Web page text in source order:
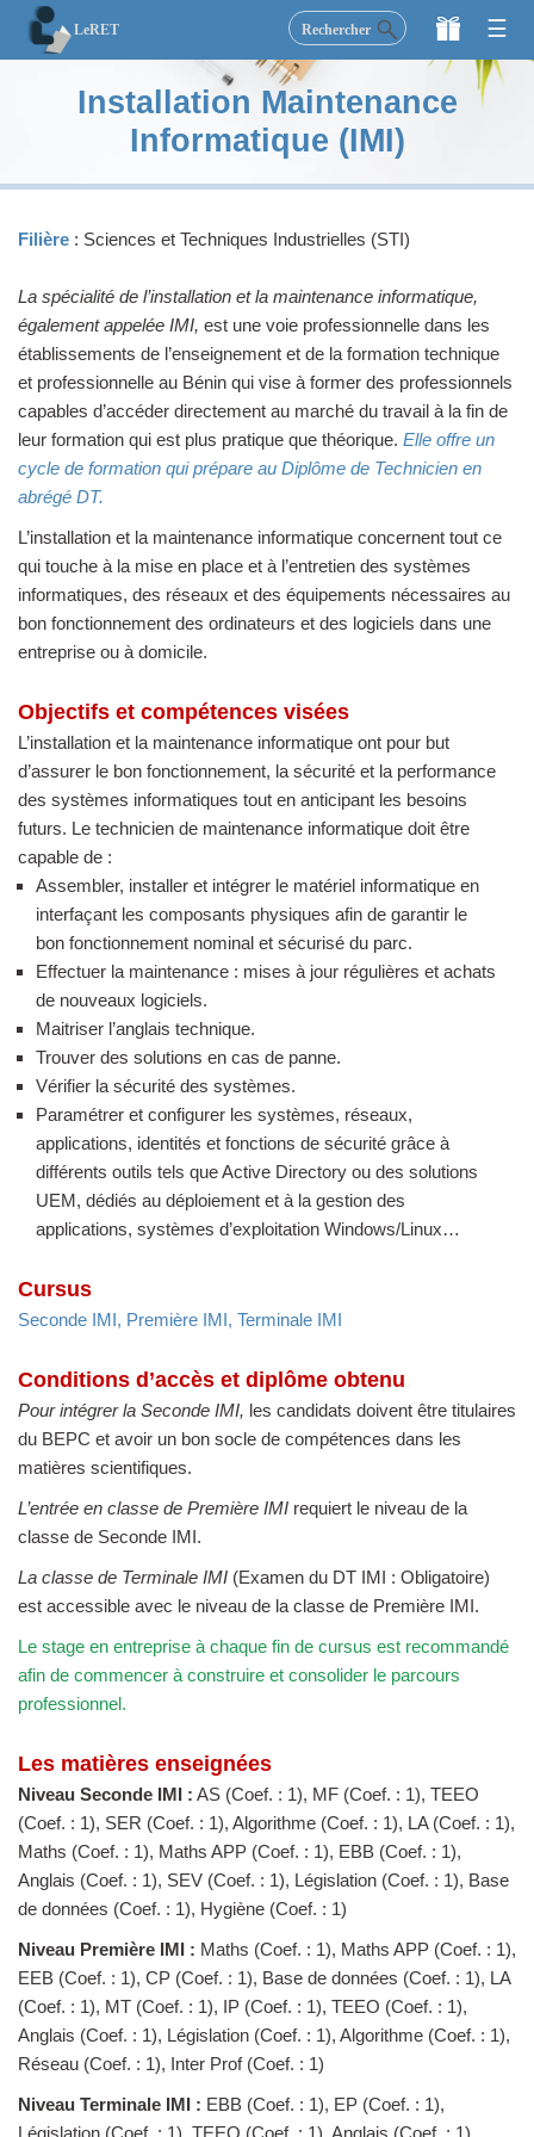
LeRET Rechercher ☰
LeRET ×
Secondaire
Etudiez
Activités
Blog
Faire un don
Installation Maintenance
Informatique (IMI)
Filière : Sciences et Techniques Industrielles (STI)
La spécialité de l’installation et la maintenance informatique,
également appelée IMI, est une voie professionnelle dans les
établissements de l’enseignement et de la formation technique
et professionnelle au Bénin qui vise à former des professionnels
capables d’accéder directement au marché du travail à la fin de
leur formation qui est plus pratique que théorique. Elle offre un
cycle de formation qui prépare au Diplôme de Technicien en
abrégé DT.
L’installation et la maintenance informatique concernent tout ce
qui touche à la mise en place et à l’entretien des systèmes
informatiques, des réseaux et des équipements nécessaires au
bon fonctionnement des ordinateurs et des logiciels dans une
entreprise ou à domicile.
Objectifs et compétences visées
L’installation et la maintenance informatique ont pour but
d’assurer le bon fonctionnement, la sécurité et la performance
des systèmes informatiques tout en anticipant les besoins
futurs. Le technicien de maintenance informatique doit être
capable de :
Assembler, installer et intégrer le matériel informatique en
interfaçant les composants physiques afin de garantir le
bon fonctionnement nominal et sécurisé du parc.
Effectuer la maintenance : mises à jour régulières et achats
de nouveaux logiciels.
Maitriser l’anglais technique.
Trouver des solutions en cas de panne.
Vérifier la sécurité des systèmes.
Paramétrer et configurer les systèmes, réseaux,
applications, identités et fonctions de sécurité grâce à
différents outils tels que Active Directory ou des solutions
UEM, dédiés au déploiement et à la gestion des
applications, systèmes d’exploitation Windows/Linux…
Cursus
Seconde IMI, Première IMI, Terminale IMI
Conditions d’accès et diplôme obtenu
Pour intégrer la Seconde IMI, les candidats doivent être titulaires
du BEPC et avoir un bon socle de compétences dans les
matières scientifiques.
L’entrée en classe de Première IMI requiert le niveau de la
classe de Seconde IMI.
La classe de Terminale IMI (Examen du DT IMI : Obligatoire)
est accessible avec le niveau de la classe de Première IMI.
Le stage en entreprise à chaque fin de cursus est recommandé
afin de commencer à construire et consolider le parcours
professionnel.
Les matières enseignées
Niveau Seconde IMI : AS (Coef. : 1), MF (Coef. : 1), TEEO
(Coef. : 1), SER (Coef. : 1), Algorithme (Coef. : 1), LA (Coef. : 1),
Maths (Coef. : 1), Maths APP (Coef. : 1), EBB (Coef. : 1),
Anglais (Coef. : 1), SEV (Coef. : 1), Législation (Coef. : 1), Base
de données (Coef. : 1), Hygiène (Coef. : 1)
Niveau Première IMI : Maths (Coef. : 1), Maths APP (Coef. : 1),
EEB (Coef. : 1), CP (Coef. : 1), Base de données (Coef. : 1), LA
(Coef. : 1), MT (Coef. : 1), IP (Coef. : 1), TEEO (Coef. : 1),
Anglais (Coef. : 1), Législation (Coef. : 1), Algorithme (Coef. : 1),
Réseau (Coef. : 1), Inter Prof (Coef. : 1)
Niveau Terminale IMI : EBB (Coef. : 1), EP (Coef. : 1),
Législation (Coef. : 1), TEEO (Coef. : 1), Anglais (Coef. : 1),